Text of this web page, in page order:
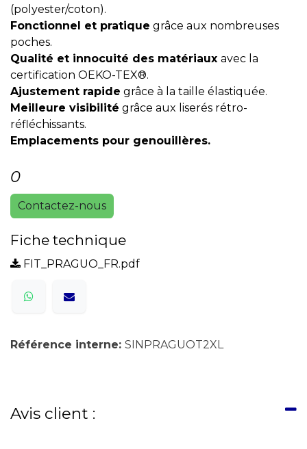
(polyester/coton).
Fonctionnel et pratique grâce aux nombreuses
poches.
Qualité et innocuité des matériaux avec la
certification OEKO-TEX®.
Ajustement rapide grâce à la taille élastiquée.
Meilleure visibilité grâce aux liserés rétro-
réfléchissants.
Emplacements pour genouillères.
0
Contactez-nous
Fiche technique
FIT_PRAGUO_FR.pdf
Référence interne: SINPRAGUOT2XL
Avis client :